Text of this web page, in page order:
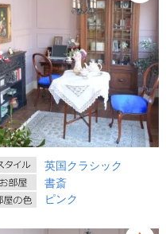
英国クラシック
書斎
ピンク